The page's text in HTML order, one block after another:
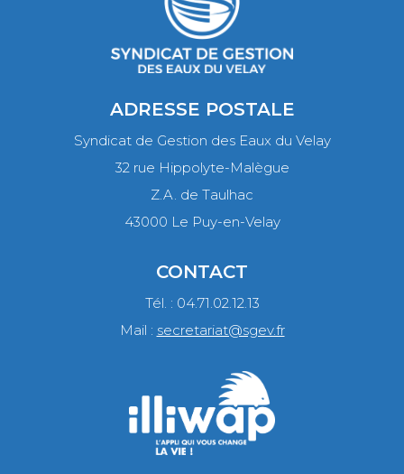
ADRESSE POSTALE
Syndicat de Gestion des Eaux du Velay
32 rue Hippolyte-Malègue
Z.A. de Taulhac
43000 Le Puy-en-Velay
CONTACT
Tél. : 04.71.02.12.13
Mail : secretariat@sgev.fr